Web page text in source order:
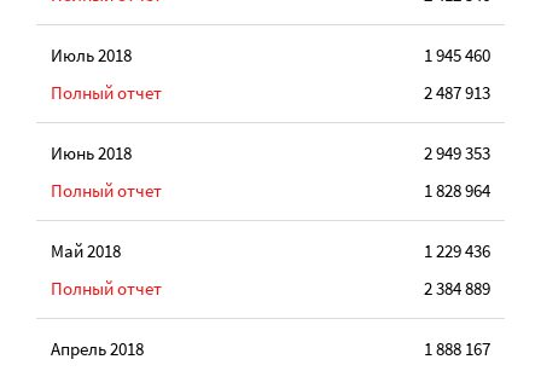
Июль 2018
1 945 460
2 487 913
Полный отчет
Июнь 2018
2 949 353
1 828 964
Полный отчет
Май 2018
1 229 436
2 384 889
Полный отчет
Апрель 2018
1 888 167